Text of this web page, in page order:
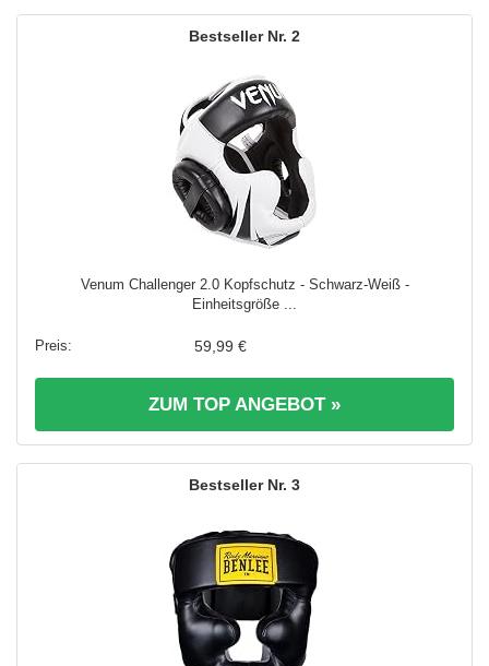
2
Venum Challenger 2.0 Kopfschutz - Schwarz-Weiß -
Einheitsgröße ...
59,99 €
ZUM TOP ANGEBOT »
3